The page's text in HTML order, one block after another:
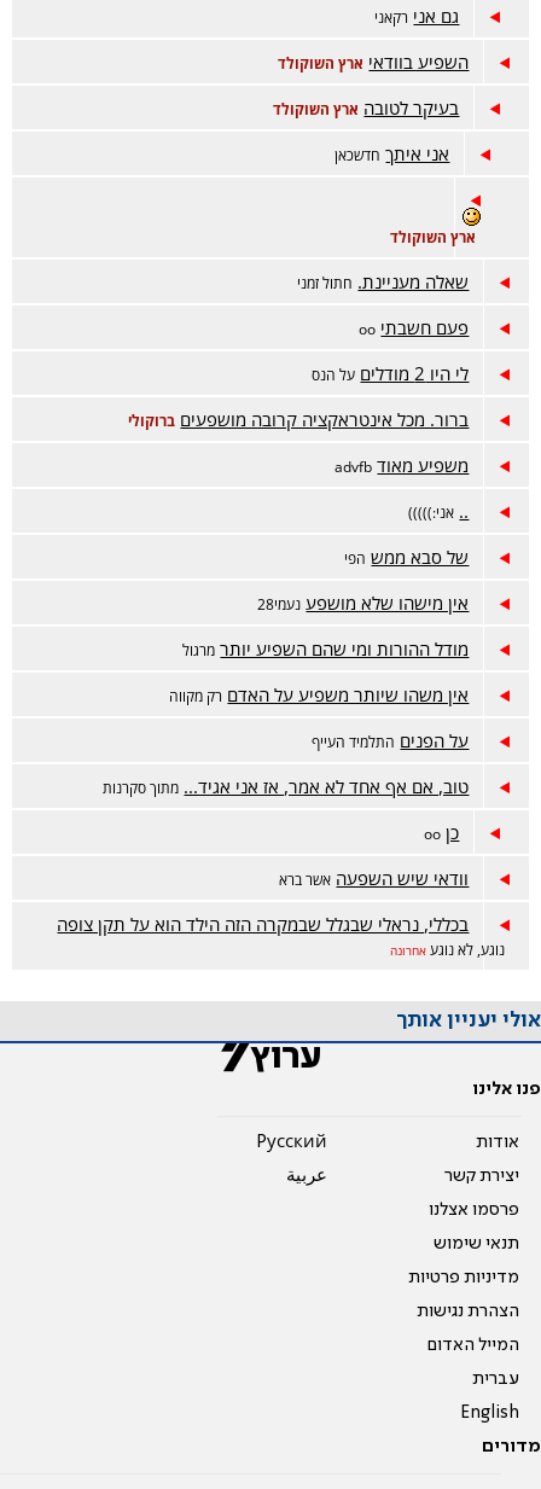
גם אני רקאני
השפיע בוודאי ארץ השוקולד
בעיקר לטובה ארץ השוקולד
אני איתך חדשכאן
ארץ השוקולד
שאלה מעניינת. חתול זמני
פעם חשבתי oo
לי היו 2 מודלים על הנס
ברור. מכל אינטראקציה קרובה מושפעים ברוקולי
משפיע מאוד advfb
.. אני:)))))
של סבא ממש הפי
אין מישהו שלא מושפע נעמי28
מודל ההורות ומי שהם השפיע יותר מרגול
אין משהו שיותר משפיע על האדם רק מקווה
על הפנים התלמיד העייף
טוב, אם אף אחד לא אמר, אז אני אגיד... מתוך סקרנות
כן oo
וודאי שיש השפעה אשר ברא
בכללי, נראלי שבגלל שבמקרה הזה הילד הוא על תקן צופה
נוגע, לא נוגע אחרונה
אולי יעניין אותך
פנו אלינו
אודות
יצירת קשר
פרסמו אצלנו
תנאי שימוש
מדיניות פרטיות
הצהרת נגישות
המייל האדום
עברית
English
Pусский
عربية
מדורים